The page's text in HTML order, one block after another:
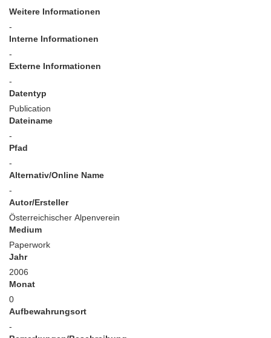
Weitere Informationen
-
Interne Informationen
-
Externe Informationen
-
Datentyp
Publication
Dateiname
-
Pfad
-
Alternativ/Online Name
-
Autor/Ersteller
Österreichischer Alpenverein
Medium
Paperwork
Jahr
2006
Monat
0
Aufbewahrungsort
-